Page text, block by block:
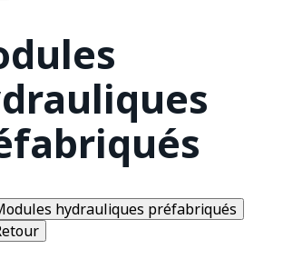
hydrauliques préfabriqués